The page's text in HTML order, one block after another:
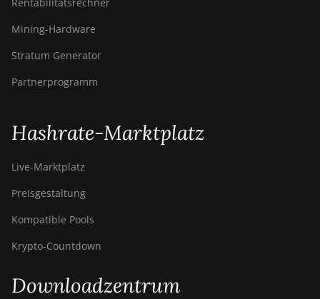
Mining-Hardware
Stratum Generator
Partnerprogramm
Hashrate-Marktplatz
Live-Marktplatz
Preisgestaltung
Kompatible Pools
Krypto-Countdown
Downloadzentrum